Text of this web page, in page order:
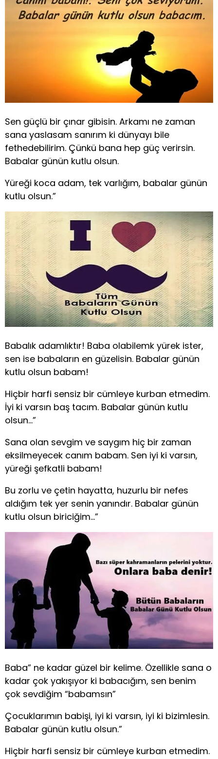
Sen güçlü bir çınar gibisin. Arkamı ne zaman
sana yaslasam sanırım ki dünyayı bile
fethedebilirim. Çünkü bana hep güç verirsin.
Babalar günün kutlu olsun.
Yüreği koca adam, tek varlığım, babalar günün
kutlu olsun.”
Babalık adamlıktır! Baba olabilemk yürek ister,
sen ise babaların en güzelisin. Babalar günün
kutlu olsun babam!
Hiçbir harfi sensiz bir cümleye kurban etmedim.
İyi ki varsın baş tacım. Babalar günün kutlu
olsun…”
Sana olan sevgim ve saygım hiç bir zaman
eksilmeyecek canım babam. Sen iyi ki varsın,
yüreği şefkatli babam!
Bu zorlu ve çetin hayatta, huzurlu bir nefes
aldığım tek yer senin yanındır. Babalar günün
kutlu olsun biriciğim…”
Baba” ne kadar güzel bir kelime. Özellikle sana o
kadar çok yakışıyor ki babacığım, sen benim
çok sevdiğim “babamsın”
Çocuklarımın babişi, iyi ki varsın, iyi ki bizimlesin.
Babalar günün kutlu olsun.”
Hiçbir harfi sensiz bir cümleye kurban etmedim.